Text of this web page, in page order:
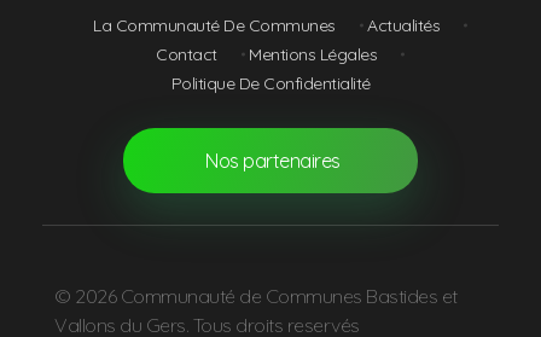
La Communauté De Communes
Actualités
Contact
Mentions Légales
Politique De Confidentialité
Nos partenaires
© 2026 Communauté de Communes Bastides et
Vallons du Gers. Tous droits reservés